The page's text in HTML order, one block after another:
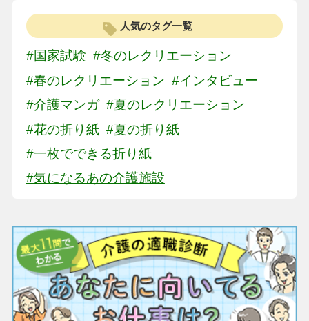
人気のタグ一覧
#国家試験 #冬のレクリエーション
#春のレクリエーション #インタビュー
#介護マンガ #夏のレクリエーション
#花の折り紙 #夏の折り紙
#一枚でできる折り紙
#気になるあの介護施設